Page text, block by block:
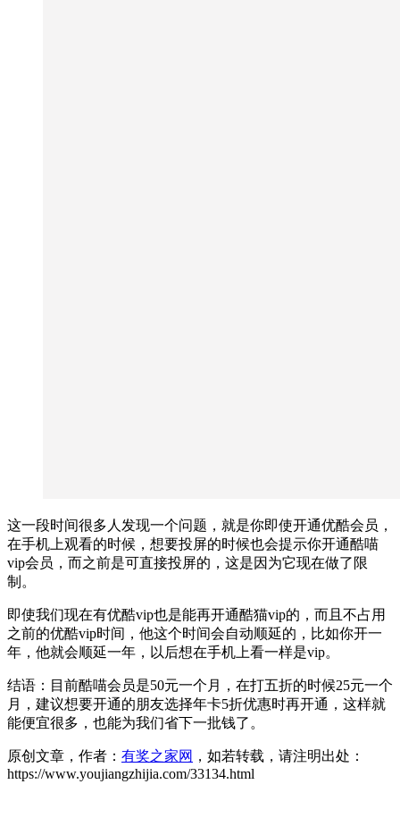
这一段时间很多人发现一个问题，就是你即使开通优酷会员，
在手机上观看的时候，想要投屏的时候也会提示你开通酷喵
vip会员，而之前是可直接投屏的，这是因为它现在做了限
制。
即使我们现在有优酷vip也是能再开通酷猫vip的，而且不占用
之前的优酷vip时间，他这个时间会自动顺延的，比如你开一
年，他就会顺延一年，以后想在手机上看一样是vip。
结语：目前酷喵会员是50元一个月，在打五折的时候25元一个
月，建议想要开通的朋友选择年卡5折优惠时再开通，这样就
能便宜很多，也能为我们省下一批钱了。
原创文章，作者： 有奖之家网 ，如若转载，请注明出处：
https://www.youjiangzhijia.com/33134.html